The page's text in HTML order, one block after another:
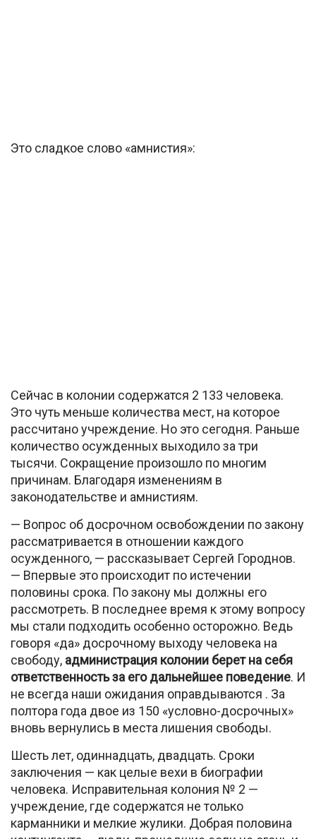
Это сладкое слово «амнистия»:
Сейчас в колонии содержатся 2 133 человека.
Это чуть меньше количества мест, на которое
рассчитано учреждение. Но это сегодня. Раньше
количество осужденных выходило за три
тысячи. Сокращение произошло по многим
причинам. Благодаря изменениям в
законодательстве и амнистиям.
— Вопрос об досрочном освобождении по закону
рассматривается в отношении каждого
осужденного, — рассказывает Сергей Городнов.
— Впервые это происходит по истечении
половины срока. По закону мы должны его
рассмотреть. В последнее время к этому вопросу
мы стали подходить особенно осторожно. Ведь
говоря «да» досрочному выходу человека на
свободу, администрация колонии берет на себя
ответственность за его дальнейшее поведение. И
не всегда наши ожидания оправдываются . За
полтора года двое из 150 «условно-досрочных»
вновь вернулись в места лишения свободы.
Шесть лет, одиннадцать, двадцать. Сроки
заключения — как целые вехи в биографии
человека. Исправительная колония № 2 —
учреждение, где содержатся не только
карманники и мелкие жулики. Добрая половина